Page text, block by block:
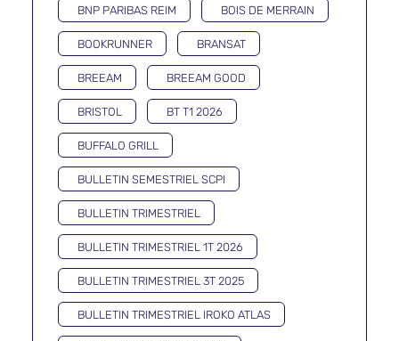
BNP PARIBAS REIM BOIS DE MERRAIN
BOOKRUNNER BRANSAT
BREEAM BREEAM GOOD
BRISTOL BT T1 2026
BUFFALO GRILL
BULLETIN SEMESTRIEL SCPI
BULLETIN TRIMESTRIEL
BULLETIN TRIMESTRIEL 1T 2026
BULLETIN TRIMESTRIEL 3T 2025
BULLETIN TRIMESTRIEL IROKO ATLAS